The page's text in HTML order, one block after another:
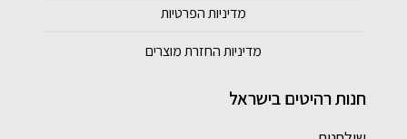
מדיניות הפרטיות
מדיניות החזרת מוצרים
חנות רהיטים בישראל